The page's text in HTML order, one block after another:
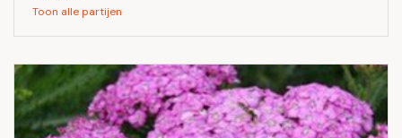
Toon alle partijen